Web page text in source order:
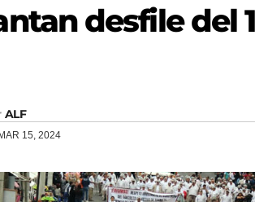
desfile del
ALF
MAR 15, 2024